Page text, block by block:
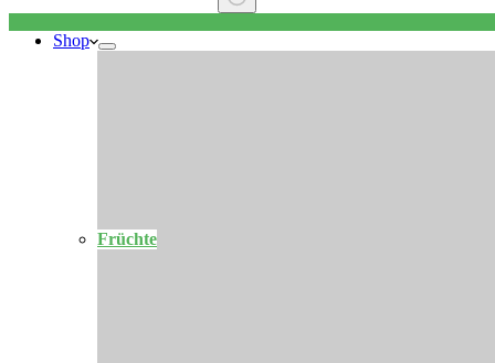
Ergebnisse
Shop
Früchte